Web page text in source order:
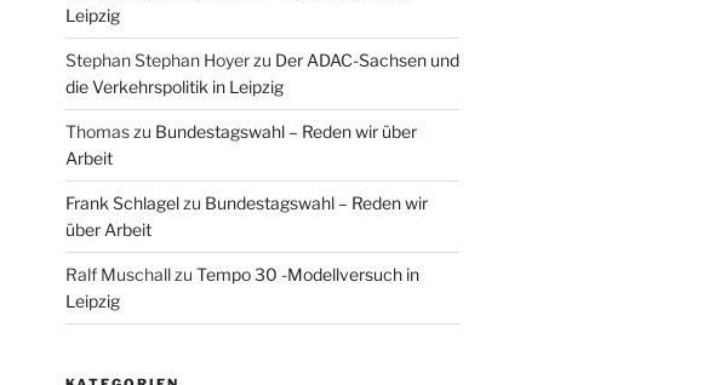
Leipzig
Stephan Stephan Hoyerzu Der ADAC-Sachsen und
die Verkehrspolitik in Leipzig
Thomaszu Bundestagswahl – Reden wir über
Arbeit
Frank Schlagelzu Bundestagswahl – Reden wir
über Arbeit
Ralf Muschallzu Tempo 30 -Modellversuch in
Leipzig